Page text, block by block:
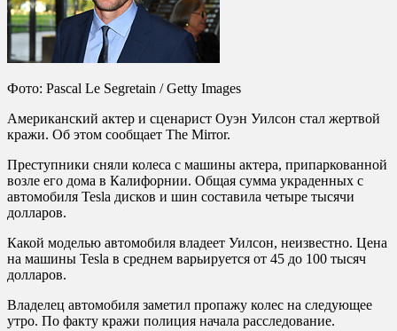
Фото: Pascal Le Segretain / Getty Images
Американский актер и сценарист Оуэн Уилсон стал жертвой
кражи. Об этом сообщает The Mirror.
Преступники сняли колеса с машины актера, припаркованной
возле его дома в Калифорнии. Общая сумма украденных с
автомобиля Tesla дисков и шин составила четыре тысячи
долларов.
Какой моделью автомобиля владеет Уилсон, неизвестно. Цена
на машины Tesla в среднем варьируется от 45 до 100 тысяч
долларов.
Владелец автомобиля заметил пропажу колес на следующее
утро. По факту кражи полиция начала расследование.